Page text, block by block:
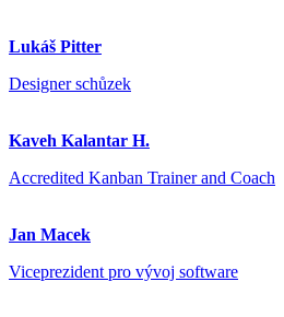
Lukáš Pitter
Designer schůzek
Kaveh Kalantar H.
Accredited Kanban Trainer and Coach
Jan Macek
Viceprezident pro vývoj software